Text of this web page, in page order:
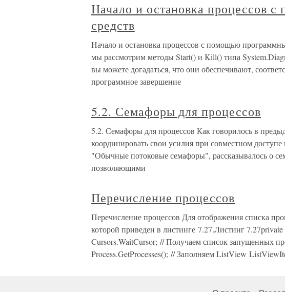
Начало и остановка процессов
средств
Начало и остановка процессов с помощью
мы рассмотрим методы Start() и Kill() типа
вы можете догадаться, что они обеспечивают,
программное завершение
5.2. Семафоры для процессов
5.2. Семафоры для процессов Как говорилось в
координировать свои усилия при совместном
"Обычные потоковые семафоры", рассказывалось о
позволяющими
Перечисление процессов
Перечисление процессов Для отображения списка
которой приведен в листинге 7.27.Листинг
Cursors.WaitCursor; // Получаем список запущенных
Process.GetProcesses(); // Заполняем ListView